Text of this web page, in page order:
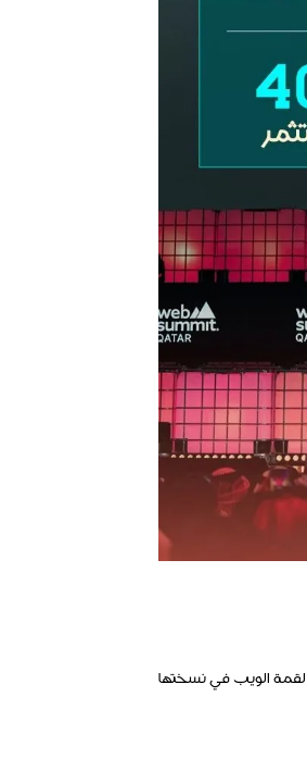
لقمة الويب في نسختها